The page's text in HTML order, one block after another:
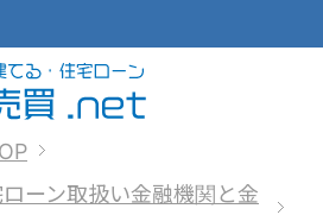
ーン取扱い金融機関と金